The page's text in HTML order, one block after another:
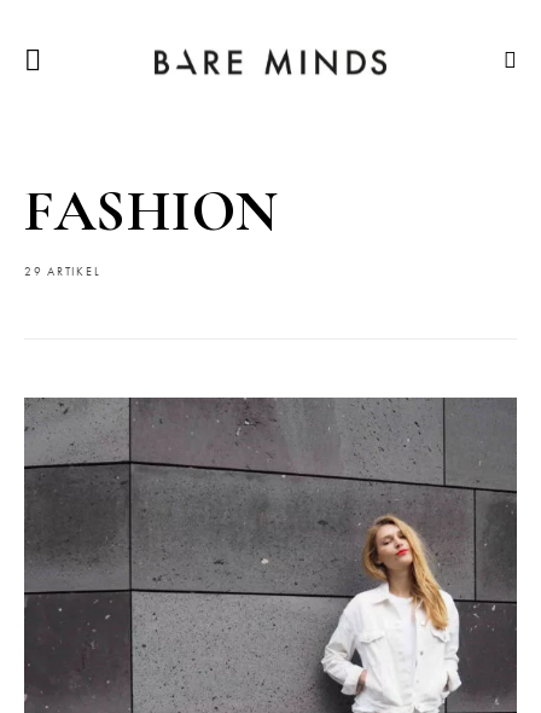
FASHION
29 ARTIKEL